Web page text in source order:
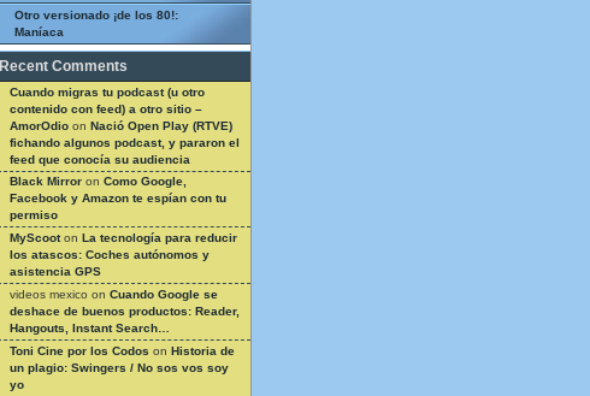
Otro versionado ¡de los 80!:
Maníaca
Recent Comments
Cuando migras tu podcast (u otro
contenido con feed) a otro sitio –
AmorOdio on Nació Open Play (RTVE)
fichando algunos podcast, y pararon el
feed que conocía su audiencia
Black Mirror on Como Google,
Facebook y Amazon te espían con tu
permiso
MyScooton La tecnología para reducir
los atascos: Coches autónomos y
asistencia GPS
videos mexico on Cuando Google se
deshace de buenos productos: Reader,
Hangouts, Instant Search…
Toni Cine por los Codos on Historia de
un plagio: Swingers / No sos vos soy
yo